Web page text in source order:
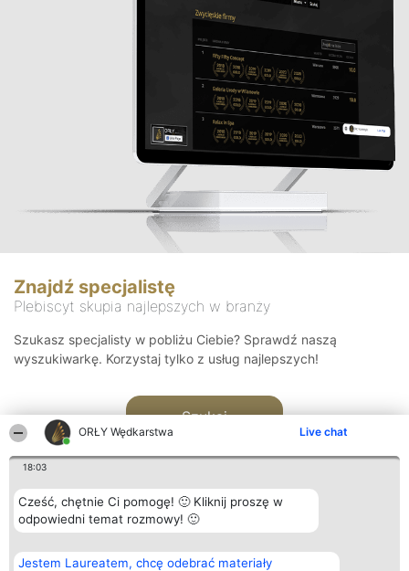
ORŁY Wędkarstwa Live chat
18:03
Cześć, chętnie Ci pomogę! 🙂 Kliknij proszę w
odpowiedni temat rozmowy! 🙂
Jestem Laureatem, chcę odebrać materiały
Znajdź specjalistę
Plebiscyt skupia najlepszych w branży
Szukasz specjalisty w pobliżu Ciebie? Sprawdź naszą
wyszukiwarkę. Korzystaj tylko z usług najlepszych!
Szukaj
Organizator plebiscytu
Bright Side Solutions sp. z o.
Plebiscyt
Laureaci
Kontakt
Kontakt